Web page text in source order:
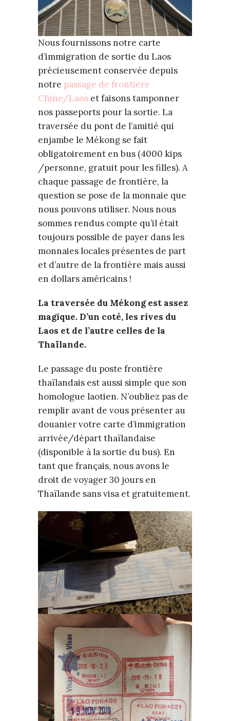
Nous fournissons notre carte
d’immigration de sortie du Laos
précieusement conservée depuis
notre passage de frontière
Chine/Laos et faisons tamponner
nos passeports pour la sortie. La
traversée du pont de l’amitié qui
enjambe le Mékong se fait
obligatoirement en bus (4000 kips
/personne, gratuit pour les filles). A
chaque passage de frontière, la
question se pose de la monnaie que
nous pouvons utiliser. Nous nous
sommes rendus compte qu’il était
toujours possible de payer dans les
monnaies locales présentes de part
et d’autre de la frontière mais aussi
en dollars américains !
La traversée du Mékong est assez
magique. D’un coté, les rives du
Laos et de l’autre celles de la
Thaïlande.
Le passage du poste frontière
thaïlandais est aussi simple que son
homologue laotien. N’oubliez pas de
remplir avant de vous présenter au
douanier votre carte d’immigration
arrivée/départ thaïlandaise
(disponible à la sortie du bus). En
tant que français, nous avons le
droit de voyager 30 jours en
Thaïlande sans visa et gratuitement.